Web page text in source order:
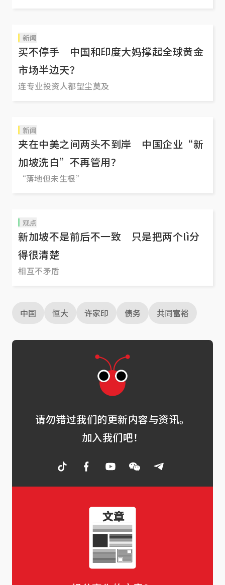
新闻
买不停手 中国和印度大妈撑起全球黄金
市场半边天？
连专业投资人都望尘莫及
新闻
夹在中美之间两头不到岸 中国企业“新
加坡洗白”不再管用？
“落地但未生根”
观点
新加坡不是前后不一致 只是把两个lì分
得很清楚
相互不矛盾
中国 恒大 许家印 债务 共同富裕
请勿错过我们的更新内容与资讯。
加入我们吧！